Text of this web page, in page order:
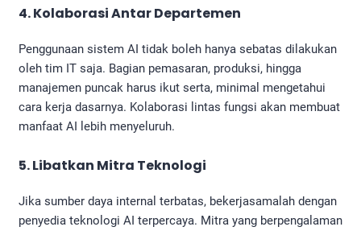
4. Kolaborasi Antar Departemen
Penggunaan sistem AI tidak boleh hanya sebatas dilakukan
oleh tim IT saja. Bagian pemasaran, produksi, hingga
manajemen puncak harus ikut serta, minimal mengetahui
cara kerja dasarnya. Kolaborasi lintas fungsi akan membuat
manfaat AI lebih menyeluruh.
5. Libatkan Mitra Teknologi
Jika sumber daya internal terbatas, bekerjasamalah dengan
penyedia teknologi AI terpercaya. Mitra yang berpengalaman